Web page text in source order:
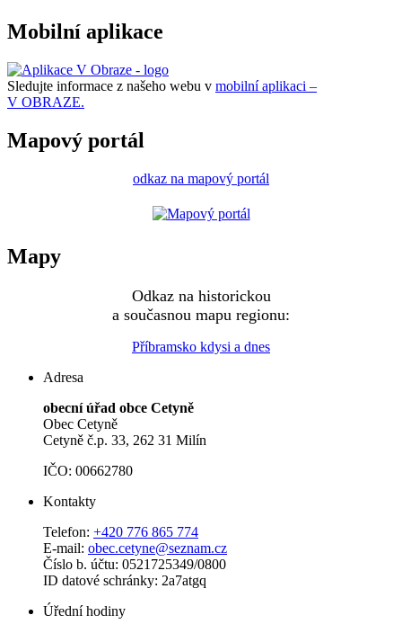
Mobilní aplikace
Sledujte informace z našeho webu v mobilní aplikaci –
V OBRAZE.
Mapový portál
odkaz na mapový portál
Mapy
Odkaz na historickou
a současnou mapu regionu:
Příbramsko kdysi a dnes
Adresa
obecní úřad obce Cetyně
Obec Cetyně
Cetyně č.p. 33, 262 31 Milín
IČO: 00662780
Kontakty
Telefon: +420 776 865 774
E-mail: obec.cetyne@seznam.cz
Číslo b. účtu: 0521725349/0800
ID datové schránky: 2a7atgq
Úřední hodiny